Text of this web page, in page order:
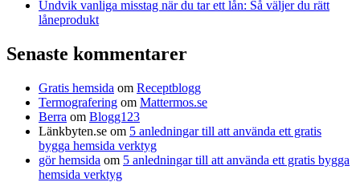
Undvik vanliga misstag när du tar ett lån: Så väljer du rätt
låneprodukt
Senaste kommentarer
Gratis hemsida om Receptblogg
Termografering om Mattermos.se
Berra om Blogg123
Länkbyten.se om 5 anledningar till att använda ett gratis
bygga hemsida verktyg
gör hemsida om 5 anledningar till att använda ett gratis bygga
hemsida verktyg